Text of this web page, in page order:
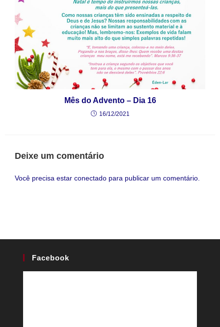
Mês do Advento – Dia 16
16/12/2021
Deixe um comentário
Você precisa estar conectado para publicar um comentário.
Facebook